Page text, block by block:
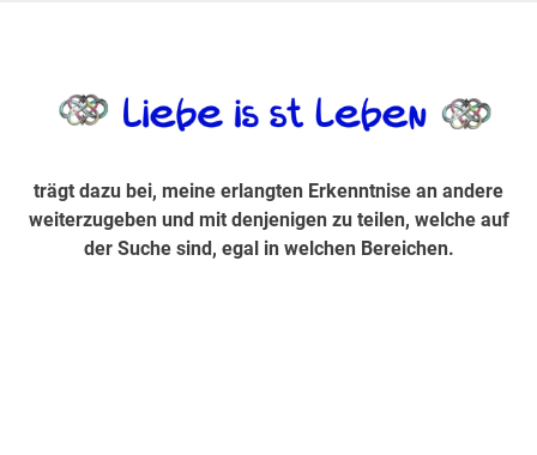
Suche sind, egal in welchen Bereichen.
trägt dazu bei, meine erlangten Erkenntnise an andere
weiterzugeben und mit denjenigen zu teilen, welche auf
der Suche sind, egal in welchen Bereichen.